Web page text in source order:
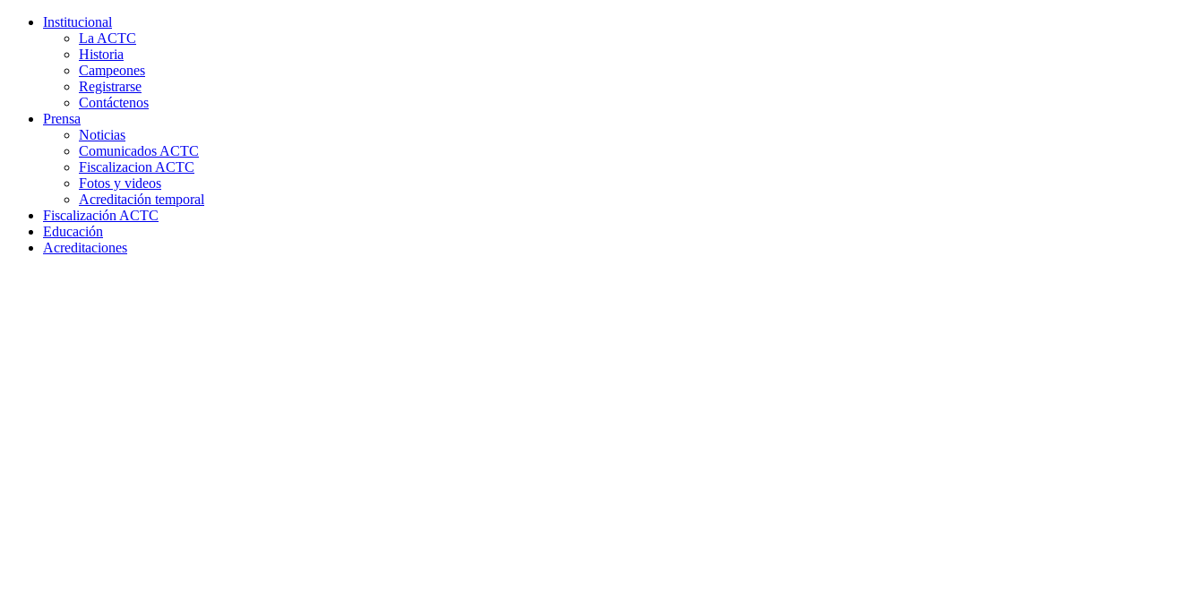
Institucional
La ACTC
Historia
Campeones
Registrarse
Contáctenos
Prensa
Noticias
Comunicados ACTC
Fiscalizacion ACTC
Fotos y videos
Acreditación temporal
Fiscalización ACTC
Educación
Acreditaciones